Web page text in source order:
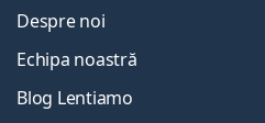
Despre noi
Echipa noastră
Blog Lentiamo